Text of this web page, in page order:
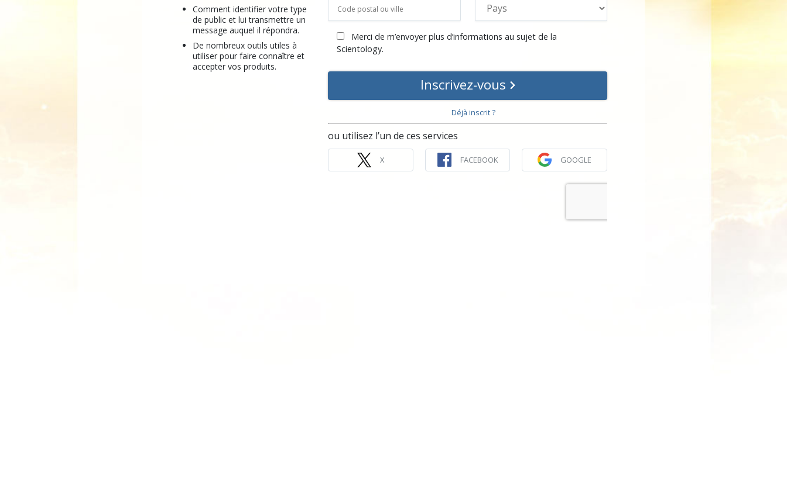
Merci de m’envoyer plus d’informations au sujet de la
Scientology.
Inscrivez-vous
Déjà inscrit ?
ou utilisez l’un de ces services
X FACEBOOK GOOGLE
Comment identifier votre type
de public et lui transmettre un
message auquel il répondra.
De nombreux outils utiles à
utiliser pour faire connaître et
accepter vos produits.